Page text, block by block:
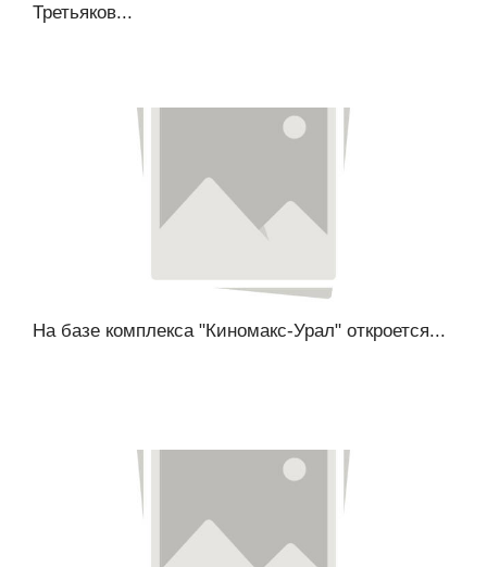
Третьяков...
На базе комплекса "Киномакс-Урал" откроется...